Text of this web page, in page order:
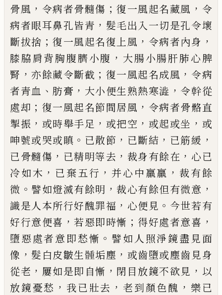
骨風 ， 令病者骨髓傷 ； 復一風起名藏風 ， 令
病者眼耳鼻孔皆青 ， 髮毛出入一切是孔令壞
斷拔捨 ； 復一風起名復上風 ， 令病者內身 ，
膝脇肩背胸腹臍小腹 ， 大腸小腸肝肺心脾
腎 ，亦餘藏令斷截 ； 復一風起名成風 ， 令病
者青血 、 肪膏 ， 大小便生熟熱寒澁 ，令幹從
處却 ； 復一風起名節間居風 ， 令病者骨骼直
掣振 ， 或時舉手足 ， 或把空 ， 或起或坐 ， 或
呻號或哭或瞋 。 已散節 ， 已斷結 ， 已筋緩 ，
已骨髓傷 ， 已精明等去 ， 裁身有餘在 ， 心已
冷如木 ， 已棄五行 ， 并心中羸羸 ， 裁有餘
微 。 譬如燈滅有餘明 ， 裁心有餘但有微意 ，
識是人本所行好醜罪福 ， 心便見 。 今世若有
好行意便喜 ，若惡即時慚 ； 得好處者意喜 ，
墮惡處者意即愁慚 。 譬如人照淨鏡盡 見面
像 ，髮白皮皺生𩩳垢塵 ， 或齒墮或塵齒見身
從老 ， 屢如是即自慚 ， 閉目放鏡不欲 見 ， 以
放鏡憂愁 ， 我已壯去 ， 老到顏色醜 ， 樂已